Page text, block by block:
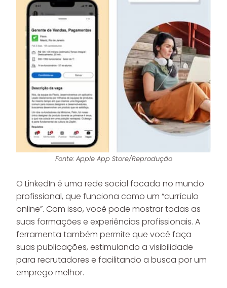
Fonte: Apple App Store/Reprodução
O LinkedIn é uma rede social focada no mundo
profissional, que funciona como um “currículo
online”. Com isso, você pode mostrar todas as
suas formações e experiências profissionais. A
ferramenta também permite que você faça
suas publicações, estimulando a visibilidade
para recrutadores e facilitando a busca por um
emprego melhor.